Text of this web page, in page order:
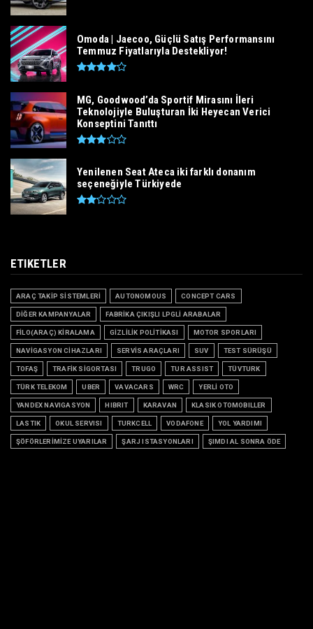
Omoda | Jaecoo, Güçlü Satış Performansını
Temmuz Fiyatlarıyla Destekliyor!
MG, Goodwood’da Sportif Mirasını İleri
Teknolojiyle Buluşturan İki Heyecan Verici
Konseptini Tanıttı
Yenilenen Seat Ateca iki farklı donanım
seçeneğiyle Türkiyede
ETIKETLER
ARAÇ TAKİP SİSTEMLERİ AUTONOMOUS CONCEPT CARS
DİĞER KAMPANYALAR FABRİKA ÇIKIŞLI LPGLİ ARABALAR
FİLO(ARAÇ) KİRALAMA GİZLİLİK POLİTİKASI MOTOR SPORLARI
NAVİGASYON CİHAZLARI SERVİS ARAÇLARI SUV TEST SÜRÜŞÜ
TOFAŞ TRAFİK SİGORTASI TRUGO TUR ASSIST TÜVTURK
TÜRK TELEKOM UBER VAVACARS WRC YERLİ OTO
YANDEX NAVIGASYON HIBRIT KARAVAN KLASIK OTOMOBILLER
LASTIK OKUL SERVISI TURKCELL VODAFONE YOL YARDIMI
ŞÖFÖRLERİMİZE UYARILAR ŞARJ ISTASYONLARI ŞIMDI AL SONRA ÖDE